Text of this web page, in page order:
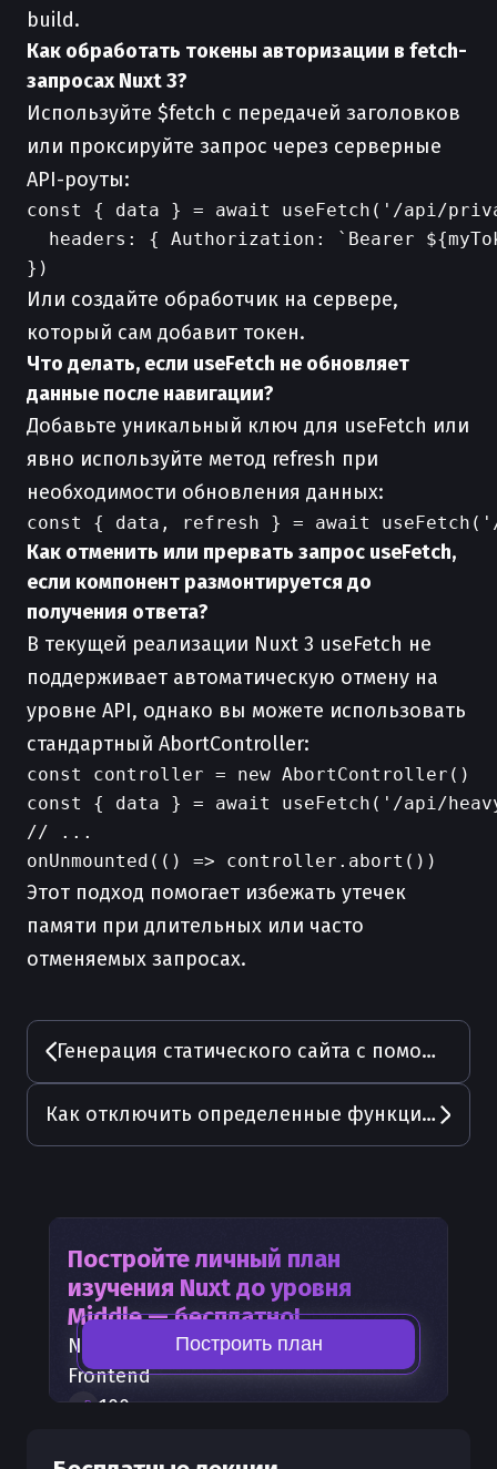
build.
Как обработать токены авторизации в fetch-
запросах Nuxt 3?
Используйте $fetch с передачей заголовков
или проксируйте запрос через серверные
API-роуты:
const { data } = await useFetch('/api/
headers: { Authorization: `Bearer
Или создайте обработчик на сервере,
который сам добавит токен.
Что делать, если useFetch не обновляет
данные после навигации?
Добавьте уникальный ключ для useFetch или
явно используйте метод refresh при
необходимости обновления данных:
Как отменить или прервать запрос useFetch,
если компонент размонтируется до
получения ответа?
В текущей реализации Nuxt 3 useFetch не
поддерживает автоматическую отмену на
уровне API, однако вы можете использовать
стандартный AbortController:
const controller = new AbortController()
const { data } = await useFetch('/api/
// ...
Этот подход помогает избежать утечек
памяти при длительных или часто
отменяемых запросах.
Генерация статического сайта с помощью Nuxt
Как отключить определенные функции в Nuxt
Постройте личный план
изучения Nuxtдо уровня
Middle — бесплатно!
Nuxt
— часть карты развития
Frontend
100+шагов развития
Построить план